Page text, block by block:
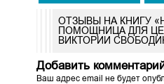
ОТЗЫВЫ НА КНИГУ
ПОМОЩНИЦА ДЛЯ
ВИКТОРИИ
Добавить
Ваш адрес email не будет